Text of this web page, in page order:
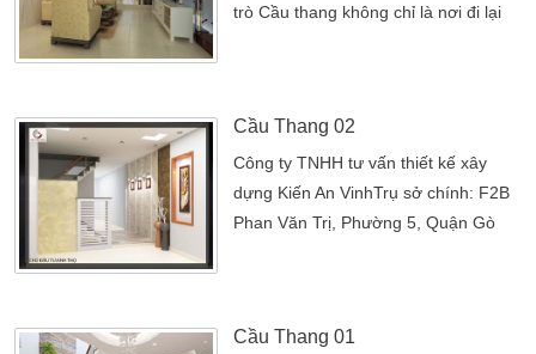
trò Cầu thang không chỉ là nơi đi lại
thiết kế và bố trí hợp lý thì cầu thang
không những mang lại phong thủy tốt
nó còn mang lại may mắn và […]
Cầu Thang 02
Công ty TNHH tư vấn thiết kế xây
dựng Kiến An VinhTrụ sở chính: F2B
Phan Văn Trị, Phường 5, Quận Gò
6379 (08) 3715 2415 – Fax: (08)
Cầu Thang 01